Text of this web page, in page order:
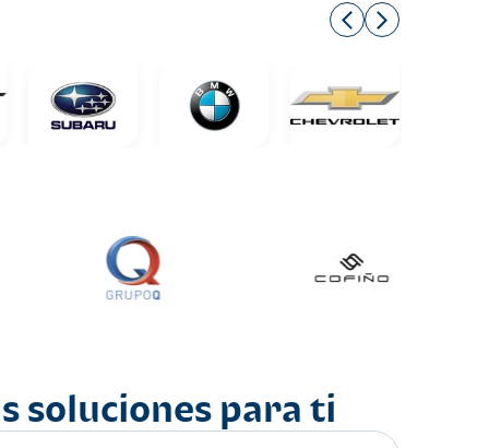
soluciones para ti